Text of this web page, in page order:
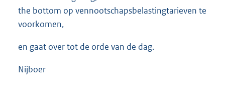
the bottom op vennootschapsbelastingtarieven te
voorkomen,
en gaat over tot de orde van de dag.
Nijboer